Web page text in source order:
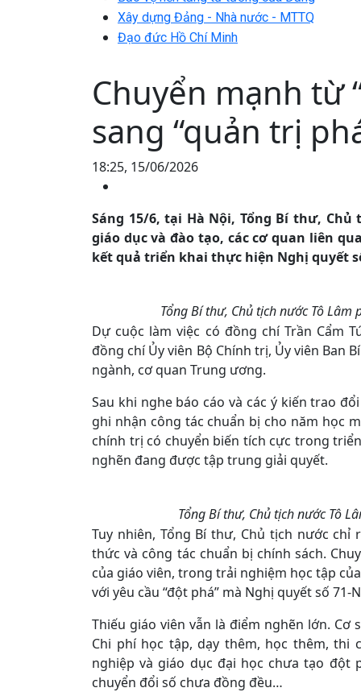
Xây dựng Đảng - Nhà nước - MTTQ
Đạo đức Hồ Chí Minh
Chuyển mạnh từ
sang “quản trị
18:25, 15/06/2026
Sáng 15/6, tại Hà Nội, Tổng Bí thư,
giáo dục và đào tạo, các cơ quan liên
kết quả triển khai thực hiện Nghị quyết
Tổng Bí thư, Chủ tịch nước Tô Lâm
Dự cuộc làm việc có đồng chí Trần Cẩm
đồng chí Ủy viên Bộ Chính trị, Ủy viên Ban
ngành, cơ quan Trung ương.
Sau khi nghe báo cáo và các ý kiến trao
ghi nhận công tác chuẩn bị cho năm học
chính trị có chuyển biến tích cực trong
nghẽn đang được tập trung giải quyết.
Tổng Bí thư, Chủ tịch nước Tô
Tuy nhiên, Tổng Bí thư, Chủ tịch nước
thức và công tác chuẩn bị chính sách.
của giáo viên, trong trải nghiệm học tập
với yêu cầu “đột phá” mà Nghị quyết số 71-
Thiếu giáo viên vẫn là điểm nghẽn lớn.
Chi phí học tập, dạy thêm, học thêm, thi
nghiệp và giáo dục đại học chưa tạo đột
chuyển đổi số chưa đồng đều…